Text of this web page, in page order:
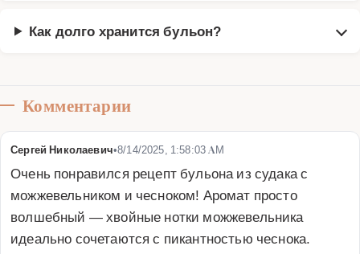
Как долго хранится бульон?
Комментарии
Сергей Николаевич•8/14/2025, 1:58:03 AM
Очень понравился рецепт бульона из судака с
можжевельником и чесноком! Аромат просто
волшебный — хвойные нотки можжевельника
идеально сочетаются с пикантностью чеснока.